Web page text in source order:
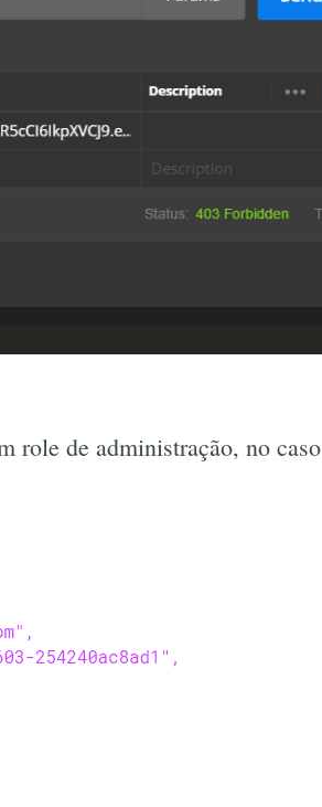
role de administração, no caso